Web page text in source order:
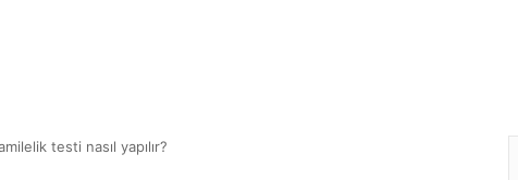
testi nasıl yapılır?